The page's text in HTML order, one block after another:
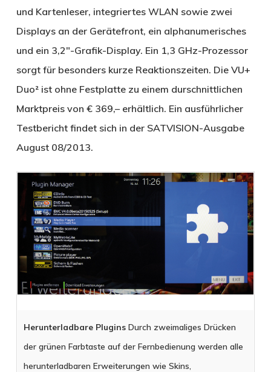
und Kartenleser, integriertes WLAN sowie zwei
Displays an der Gerätefront, ein alphanumerisches
und ein 3,2″-Grafik-Display. Ein 1,3 GHz-Prozessor
sorgt für besonders kurze Reaktionszeiten. Die VU+
Duo² ist ohne Festplatte zu einem durschnittlichen
Marktpreis von € 369,– erhältlich. Ein ausführlicher
Testbericht findet sich in der SATVISION-Ausgabe
August 08/2013.
Herunterladbare PluginsDurch zweimaliges Drücken
der grünen Farbtaste auf der Fernbedienung werden alle
herunterladbaren Erweiterungen wie Skins,